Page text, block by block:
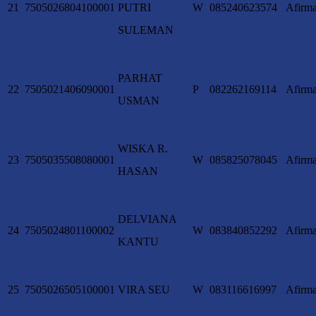
21 7505026804100001 PUTRI
SULEMAN
W 085240623574
22 7505021406090001
PARHAT
USMAN
P 082262169114
23 7505035508080001
WISKA R.
HASAN
W 085825078045
24 7505024801100002
DELVIANA
KANTU
W 083840852292
25 7505026505100001 VIRA SEU W 083116616997